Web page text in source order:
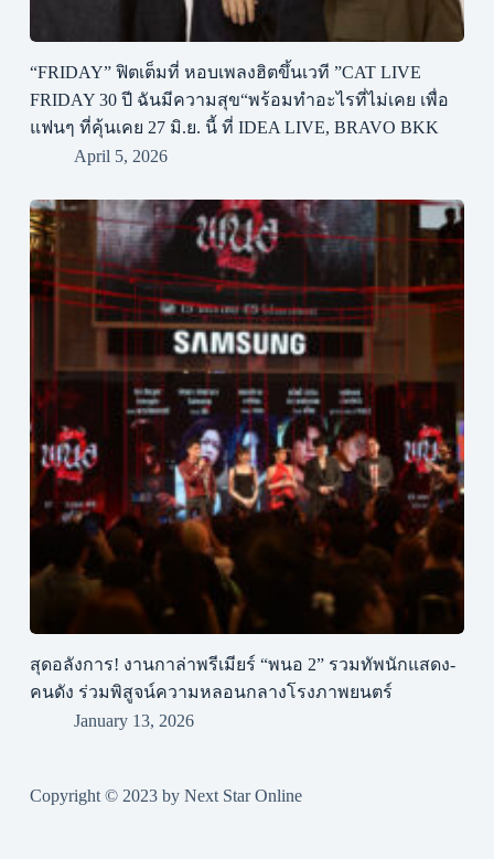
“FRIDAY” ฟิตเต็มที่ หอบเพลงฮิตขึ้นเวที ”CAT LIVE
FRIDAY 30 ปี ฉันมีความสุข“พร้อมทำอะไรที่ไม่เคย เพื่อ
แฟนๆ ที่คุ้นเคย 27 มิ.ย. นี้ ที่ IDEA LIVE, BRAVO BKK
April 5, 2026
สุดอลังการ! งานกาล่าพรีเมียร์ “พนอ 2” รวมทัพนักแสดง-
คนดัง ร่วมพิสูจน์ความหลอนกลางโรงภาพยนตร์
January 13, 2026
Copyright © 2023 by Next Star Online